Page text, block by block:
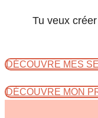
Tu veux
DÉCOUVRE MES
DÉCOUVRE MON